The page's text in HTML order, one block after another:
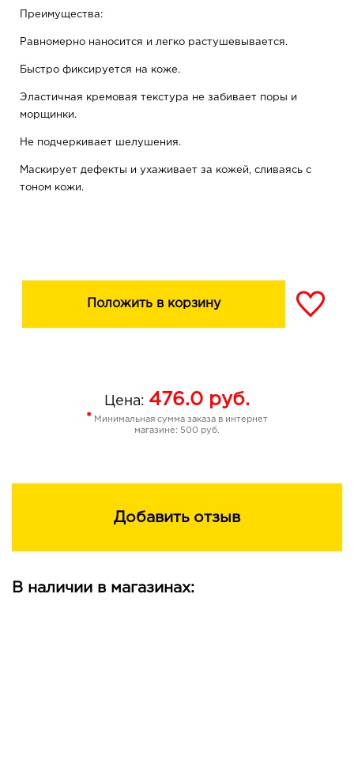
Преимущества:
Равномерно наносится и легко растушевывается.
Быстро фиксируется на коже.
Эластичная кремовая текстура не забивает поры и
морщинки.
Не подчеркивает шелушения.
Маскирует дефекты и ухаживает за кожей, сливаясь с
тоном кожи.
Положить в корзину
Цена: 476.0 руб.
* Минимальная сумма заказа в интернет
магазине: 500 руб.
Добавить отзыв
В наличии в магазинах: